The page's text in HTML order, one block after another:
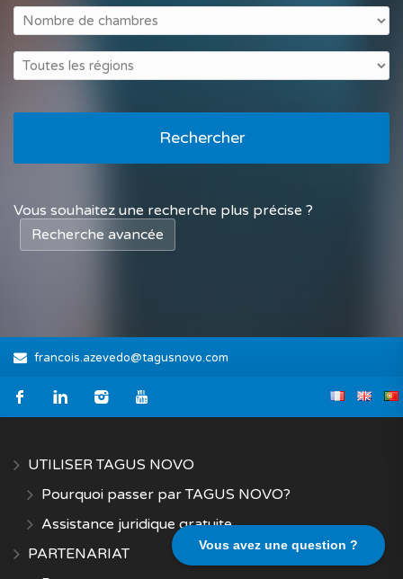
Vous avez une question ?
Rechercher
Vous souhaitez une recherche plus précise ?
Recherche avancée
francois.azevedo@tagusnovo.com
UTILISER TAGUS NOVO
Pourquoi passer par TAGUS NOVO?
Assistance juridique gratuite
PARTENARIAT